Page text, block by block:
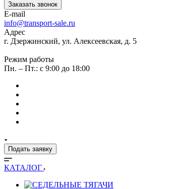
Заказать звонок
E-mail
info@transport-sale.ru
Адрес
г. Дзержинский, ул. Алексеевская, д. 5
Режим работы
Пн. – Пт.: с 9:00 до 18:00
Подать заявку
КАТАЛОГ